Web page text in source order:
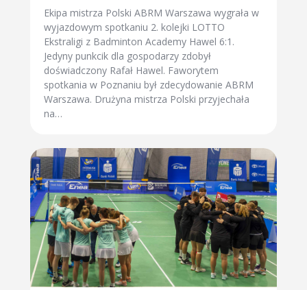
Ekipa mistrza Polski ABRM Warszawa wygrała w
wyjazdowym spotkaniu 2. kolejki LOTTO
Ekstraligi z Badminton Academy Hawel 6:1.
Jedyny punkcik dla gospodarzy zdobył
doświadczony Rafał Hawel. Faworytem
spotkania w Poznaniu był zdecydowanie ABRM
Warszawa. Drużyna mistrza Polski przyjechała
na…